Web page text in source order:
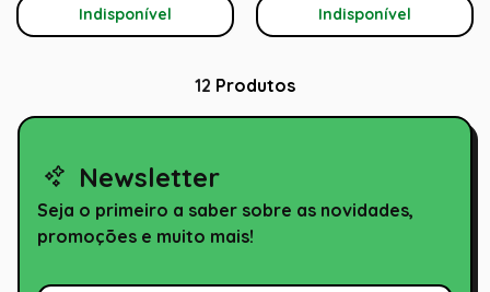
Indisponível Indisponível
12 Produtos
Newsletter
Seja o primeiro a saber sobre as novidades,
promoções e muito mais!